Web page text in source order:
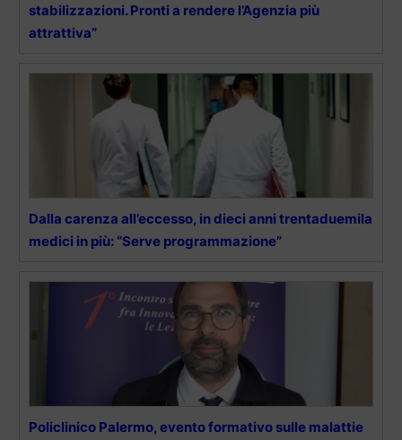
stabilizzazioni. Pronti a rendere l’Agenzia più
attrattiva”
Dalla carenza all’eccesso, in dieci anni trentaduemila
medici in più: “Serve programmazione”
Policlinico Palermo, evento formativo sulle malattie